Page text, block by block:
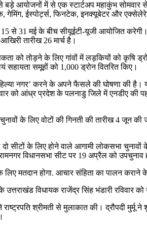
बड़े आयोजनों में से एक स्टार्टअप महाकुंभ
गेमिंग, ईस्पोर्ट्स, फिनटेक, इनक्यूबेटर और
15 से 31 मई के बीच सीयूईटी-यूजी आयोजित
तारीख 26 मार्च है।
को तोड़ने के लिए गांवों में लड़कियों को कृषि
सहायता समूहों को 1,000 ड्रोन वितरित किए।
नगर’ करने के अपने फैसले की घोषणा की है।
को आंध्र प्रदेश के पलनाडु जिले में एनडीए की
के लिए वोटों की गिनती की तारीख 4 जून
सीटों के लिए होने वाले आगामी लोकसभा
विधानसभा सीट पर 19 अप्रैल को उपचुनाव
मतदान होगा. आचार संहिता का पालन कराने
विधायक राजेंद्र सिंह भंडारी रविवार को
श्रीमती से मुलाकात की। द्रौपदी